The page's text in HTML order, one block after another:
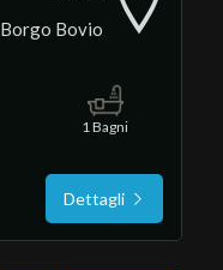
Borgo Bovio
1 Bagni
Dettagli